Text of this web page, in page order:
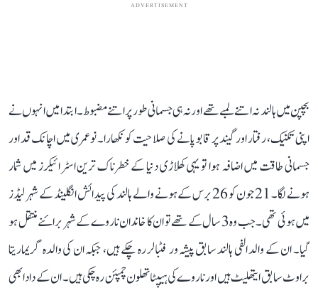
ADVERTISEMENT
بچپن میں ہالند نہ اتنے لمبے تھے اور نہ ہی جسمانی طور پر اتنے مضبوط۔ ابتدا میں انہوں نے
اپنی تکنیک، رفتار اور گیند پر قابو پانے کی صلاحیت کو نکھارا۔ نوعمری میں اچانک قد اور
جسمانی طاقت میں اضافہ ہوا تو یہی کھلاڑی دنیا کے خطرناک ترین اسٹرائیکرز میں شمار
ہونے لگا۔ 21 جون کو 26 برس کے ہونے والے ہالند کی پیدائش انگلینڈ کے شہر لیڈز
میں ہوئی تھی۔ جب وہ 3 سال کے تھے تو ان کا خاندان ناروے کے شہر برائنے منتقل ہو
گیا۔ ان کے والد الفی ہالند سابق پیشہ ور فٹبالر رہ چکے ہیں، جبکہ ان کی والدہ گریماریتا
براوٹ سابق ایتھلیٹ ہیں اور ناروے کی ہیپٹاتھلون چمپئن رہ چکی ہیں۔ ان کے دادا بھی